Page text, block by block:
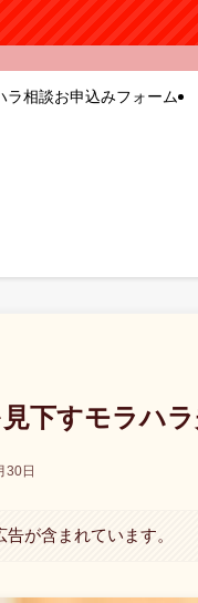
ラ相談お申込みフォーム
下すモラハ
30日
が含まれています。